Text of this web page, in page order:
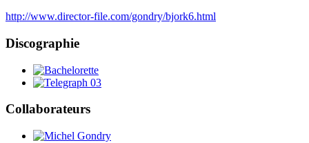
http://www.director-file.com/gondry/bjork6.html
Discographie
Collaborateurs